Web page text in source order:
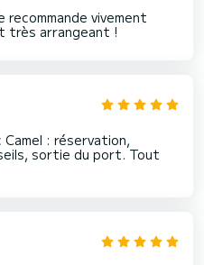
vivement
très arrangeant !
: réservation,
sortie du port. Tout